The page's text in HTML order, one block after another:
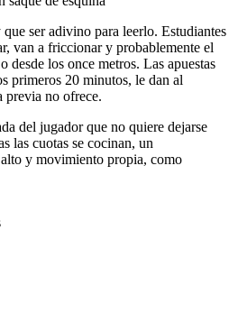
ser adivino para leerlo. Estudiantes
van a friccionar y probablemente el
desde los once metros. Las apuestas
primeros 20 minutos, le dan al
previa no ofrece.
del jugador que no quiere dejarse
las cuotas se cocinan, un
y movimiento propia, como